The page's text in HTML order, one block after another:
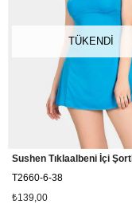
TÜKENDI
T2660-6-38
₺139,00